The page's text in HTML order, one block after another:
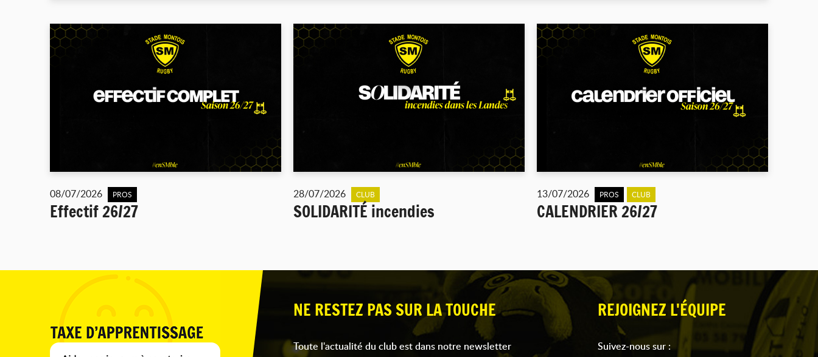
08/07/2026 PROS
Effectif 26/27
28/07/2026 CLUB
SOLIDARITÉ incendies
13/07/2026 PROS CLUB
CALENDRIER 26/27
NE RESTEZ PAS SUR LA TOUCHE
Toute l'actualité du club est dans notre newsletter
REJOIGNEZ L'ÉQUIPE
Suivez-nous sur :